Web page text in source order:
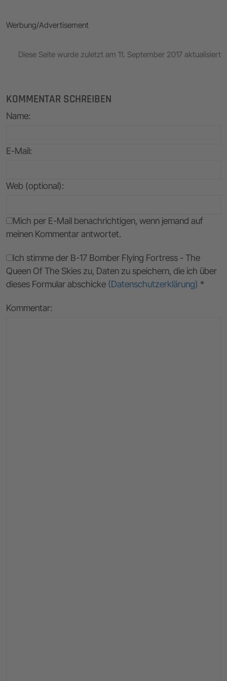
Werbung/Advertisement
Diese Seite wurde zuletzt am 11. September 2017 aktualisiert
KOMMENTAR SCHREIBEN
Name:
E-Mail:
Web (optional):
Mich per E-Mail benachrichtigen, wenn jemand auf
meinen Kommentar antwortet.
Ich stimme der B-17 Bomber Flying Fortress - The
Queen Of The Skies zu, Daten zu speichern, die ich über
dieses Formular abschicke (Datenschutzerklärung) *
Kommentar: